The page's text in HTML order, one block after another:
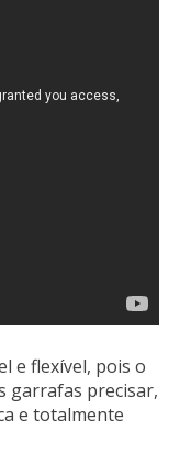
e flexível, pois o
garrafas precisar,
e totalmente